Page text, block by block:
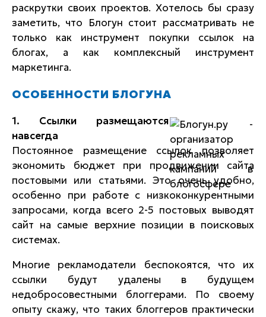
раскрутки своих проектов. Хотелось бы сразу
заметить, что Блогун стоит рассматривать не
только как инструмент покупки ссылок на
блогах, а как комплексный инструмент
маркетинга.
ОСОБЕННОСТИ БЛОГУНА
1. Ссылки размещаются
навсегда
Постоянное размещение ссылок позволяет
экономить бюджет при продвижении сайта
постовыми или статьями. Это очень удобно,
особенно при работе с низкоконкурентными
запросами, когда всего 2-5 постовых выводят
сайт на самые верхние позиции в поисковых
системах.
Многие рекламодатели беспокоятся, что их
ссылки будут удалены в будущем
недобросовестными блоггерами. По своему
опыту скажу, что таких блоггеров практически